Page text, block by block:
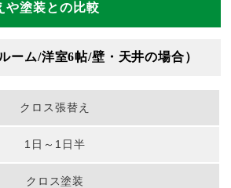
や塗装との比較
ーム/洋室6帖/壁・天井の場合）
クロス張替え
1日～1日半
クロス塗装